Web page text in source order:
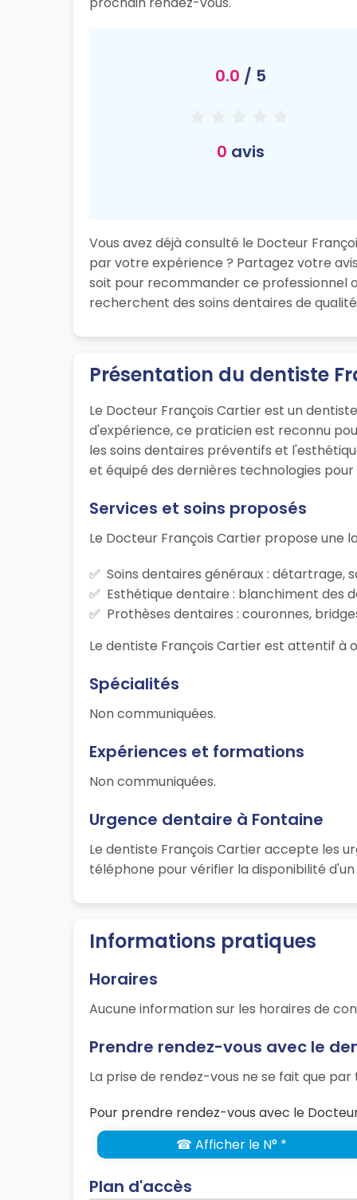
0.0 / 5
0 avis
Vous avez déjà consulté le Docteur
par votre expérience ? Partagez votre
soit pour recommander ce professionnel
recherchent des soins dentaires de
Présentation du dentiste
Le Docteur François Cartier est un
d'expérience, ce praticien est reconnu
les soins dentaires préventifs et
et équipé des dernières technologies
Services et soins proposés
Le Docteur François Cartier propose une
Soins dentaires généraux : détartrage,
Esthétique dentaire : blanchiment des
Prothèses dentaires : couronnes,
Le dentiste François Cartier est attentif à
Spécialités
Non communiquées.
Expériences et formations
Non communiquées.
Urgence dentaire à Fontaine
Le dentiste François Cartier accepte les
téléphone pour vérifier la disponibilité
Informations pratiques
Horaires
Aucune information sur les horaires de
Prendre rendez-vous avec le
La prise de rendez-vous ne se fait que
Pour prendre rendez-vous avec le
☎ Afficher le N° *
Plan d'accès